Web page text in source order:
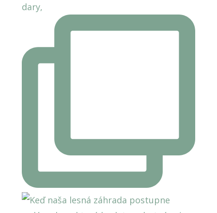
dary,